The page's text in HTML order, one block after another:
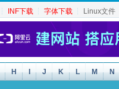
┆ INF下载 ┆ 字体下载 ┆ Linux文件
H J K L M N